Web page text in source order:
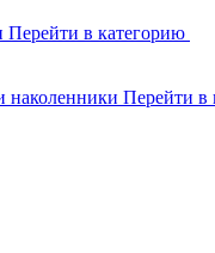
Перейти в категорию
наколенники Перейти в